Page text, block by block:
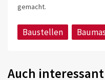
gemacht.
Baustellen
Auch interessant